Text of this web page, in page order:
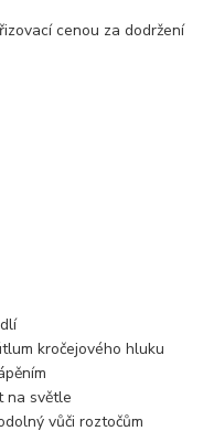
cenou za dodržení